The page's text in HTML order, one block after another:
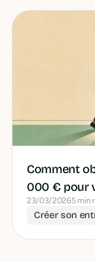
Comment
000 € pour
23/03/20265 min
Créer son